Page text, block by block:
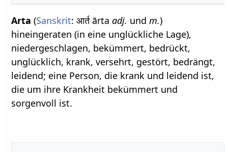
Arta (Sanskrit: आर्त ārtaadj. undm.)
hineingeraten (in eine unglückliche Lage),
niedergeschlagen, bekümmert, bedrückt,
unglücklich, krank, versehrt, gestört, bedrängt,
leidend; eine Person, die krank und leidend ist,
die um ihre Krankheit bekümmert und
sorgenvoll ist.